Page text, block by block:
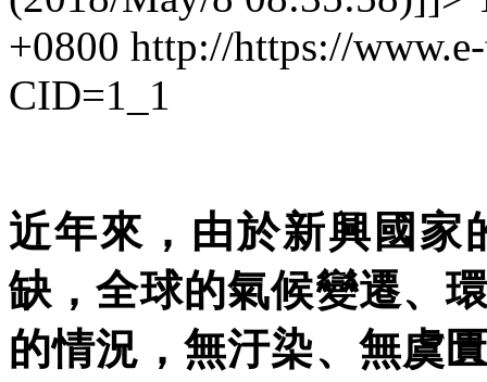
+0800 http://https://
CID=1_1
近年來，由於新興國家
缺，全球的氣候變遷、
的情況，無汙染、無虞